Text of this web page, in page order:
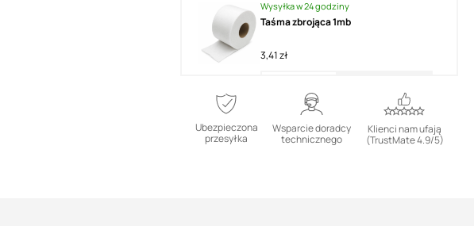
Wysyłka w 24 godziny
Taśma zbrojąca 1mb
3,41 zł
Ubezpieczona
przesyłka
Wsparcie doradcy
technicznego
Klienci nam ufają
(TrustMate 4.9/5)